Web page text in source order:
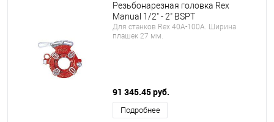
Резьбонарезная головка Rex
Manual 1/2" - 2" BSPT
Для станков Rex 40A-100A. Ширина
плашек 27 мм.
91 345.45 руб.
Подробнее